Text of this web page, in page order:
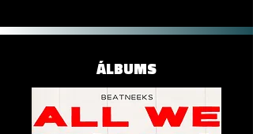
ÁLBUMS